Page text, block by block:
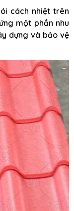
cách nhiệt trên
một phần nhu
dựng và bảo vệ